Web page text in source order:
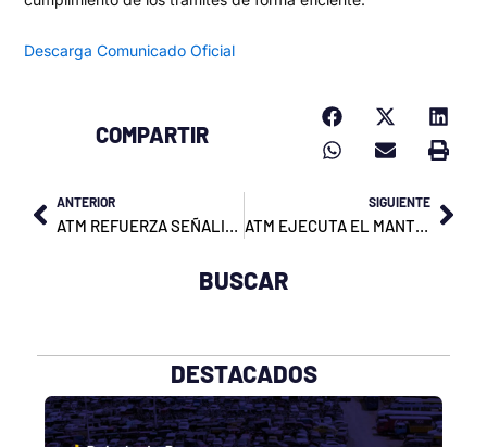
Descarga Comunicado Oficial
COMPARTIR
Prev
ANTERIOR
ATM REFUERZA SEÑALIZACIÓN EN CARRIL EXCLUSIVO DE LA METROVÍA
SIGUIENTE
ATM EJECUTA EL MANTENIMIENTO DE LA SEÑALIZACIÓN DE CALLES Y AVENIDAS
BUSCAR
DESTACADOS